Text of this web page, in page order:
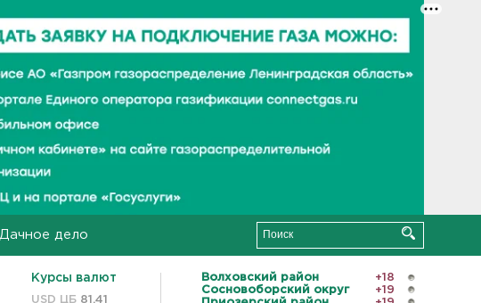
Дачное дело
Курсы валют
USD ЦБ 81.41
Волховский район
+18
Сосновоборский округ
+19